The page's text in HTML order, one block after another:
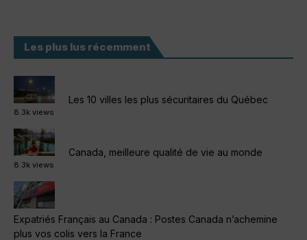
Les plus lus récemment
Les 10 villes les plus sécuritaires du Québec
8.3k views
Canada, meilleure qualité de vie au monde
8.3k views
Expatriés Français au Canada : Postes Canada n’achemine
plus vos colis vers la France